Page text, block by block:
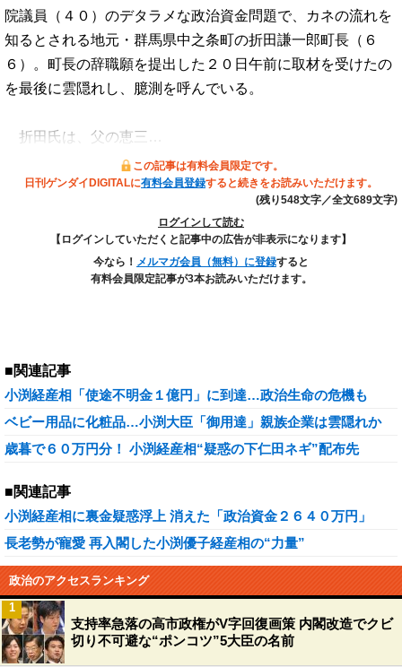
院議員（４０）のデタラメな政治資金問題で、カネの流れを
知るとされる地元・群馬県中之条町の折田謙一郎町長（６
６）。町長の辞職願を提出した２０日午前に取材を受けたの
を最後に雲隠れし、臆測を呼んでいる。
折田氏は、父の恵三…
この記事は有料会員限定です。
日刊ゲンダイDIGITALに有料会員登録すると続きをお読みいただけます。
(残り548文字／全文689文字)
ログインして読む
【ログインしていただくと記事中の広告が非表示になります】
今なら！ メルマガ会員（無料）に登録すると
有料会員限定記事が3本お読みいただけます。
■関連記事
小渕経産相「使途不明金１億円」に到達…政治生命の危機も
ベビー用品に化粧品…小渕大臣「御用達」親族企業は雲隠れか
歳暮で６０万円分！ 小渕経産相“疑惑の下仁田ネギ”配布先
■関連記事
小渕経産相に裏金疑惑浮上 消えた「政治資金２６４０万円」
長老勢が寵愛 再入閣した小渕優子経産相の“力量”
政治のアクセスランキング
支持率急落の高市政権がV字回復画策 内閣改造でクビ
切り不可避な“ポンコツ”5大臣の名前
1